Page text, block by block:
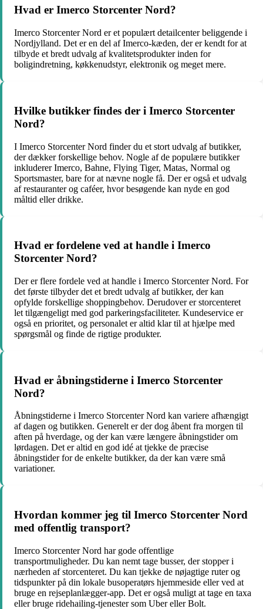
Hvad er Imerco Storcenter Nord?
Imerco Storcenter Nord er et populært detailcenter beliggende i
Nordjylland. Det er en del af Imerco-kæden, der er kendt for at
tilbyde et bredt udvalg af kvalitetsprodukter inden for
boligindretning, køkkenudstyr, elektronik og meget mere.
Hvilke butikker findes der i Imerco Storcenter
Nord?
I Imerco Storcenter Nord finder du et stort udvalg af butikker,
der dækker forskellige behov. Nogle af de populære butikker
inkluderer Imerco, Bahne, Flying Tiger, Matas, Normal og
Sportsmaster, bare for at nævne nogle få. Der er også et udvalg
af restauranter og caféer, hvor besøgende kan nyde en god
måltid eller drikke.
Hvad er fordelene ved at handle i Imerco
Storcenter Nord?
Der er flere fordele ved at handle i Imerco Storcenter Nord. For
det første tilbyder det et bredt udvalg af butikker, der kan
opfylde forskellige shoppingbehov. Derudover er storcenteret
let tilgængeligt med god parkeringsfaciliteter. Kundeservice er
også en prioritet, og personalet er altid klar til at hjælpe med
spørgsmål og finde de rigtige produkter.
Hvad er åbningstiderne i Imerco Storcenter
Nord?
Åbningstiderne i Imerco Storcenter Nord kan variere afhængigt
af dagen og butikken. Generelt er der dog åbent fra morgen til
aften på hverdage, og der kan være længere åbningstider om
lørdagen. Det er altid en god idé at tjekke de præcise
åbningstider for de enkelte butikker, da der kan være små
variationer.
Hvordan kommer jeg til Imerco Storcenter Nord
med offentlig transport?
Imerco Storcenter Nord har gode offentlige
transportmuligheder. Du kan nemt tage busser, der stopper i
nærheden af storcenteret. Du kan tjekke de nøjagtige ruter og
tidspunkter på din lokale busoperatørs hjemmeside eller ved at
bruge en rejseplanlægger-app. Det er også muligt at tage en taxa
eller bruge ridehailing-tjenester som Uber eller Bolt.